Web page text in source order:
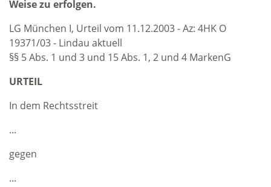
Weise zu erfolgen.
LG München I, Urteil vom 11.12.2003 - Az: 4HK O
19371/03 - Lindau aktuell
§§ 5 Abs. 1 und 3 und 15 Abs. 1, 2 und 4 MarkenG
URTEIL
In dem Rechtsstreit
...
gegen
...